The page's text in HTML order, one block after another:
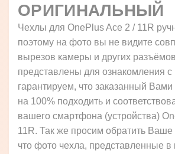
ОРИГИНАЛЬНЫЙ
Чехлы для OnePlus Ace 2 / 11R
поэтому на фото вы не видите
вырезов камеры и других
представлены для ознакомления
гарантируем, что заказанный Вами
на 100% подходить и
вашего смартфона (устройства)
11R. Так же просим обратить
что фото чехла, представленные в